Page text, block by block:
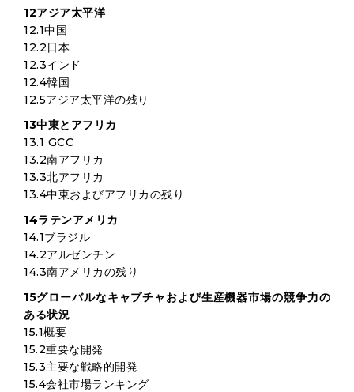
12アジア太平洋
12.1中国
12.2日本
12.3インド
12.4韓国
12.5アジア太平洋の残り
13中東とアフリカ
13.1 GCC
13.2南アフリカ
13.3北アフリカ
13.4中東およびアフリカの残り
14ラテンアメリカ
14.1ブラジル
14.2アルゼンチン
14.3南アメリカの残り
15グローバルなキャプチャおよび生産機器市場の競争力の
ある状況
15.1概要
15.2重要な開発
15.3主要な戦略的開発
15.4会社市場ランキング